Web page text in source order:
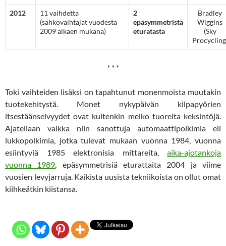
2012
11 vaihdetta
(sähkövaihtajat vuodesta
2009 alkaen mukana)
2
epäsymmetristä
eturatasta
Bradley
Wiggins
(Sky
* * *
Toki vaihteiden lisäksi on tapahtunut monenmoista muutakin
tuotekehitystä. Monet nykypäivän kilpapyörien
itsestäänselvyydet ovat kuitenkin melko tuoreita keksintöjä.
Ajatellaan vaikka niin sanottuja automaattipolkimia eli
lukkopolkimia, jotka tulevat mukaan vuonna 1984, vuonna
esiintyviä 1985 elektronisia mittareita, aika-ajotankoja
vuonna 1989, epäsymmetrisiä eturattaita 2004 ja viime
vuosien levyjarruja. Kaikista uusista tekniikoista on ollut omat
kiihkeätkin kiistansa.